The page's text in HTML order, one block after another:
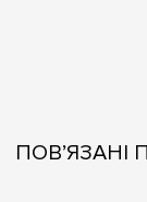
ПОВ’ЯЗАНІ